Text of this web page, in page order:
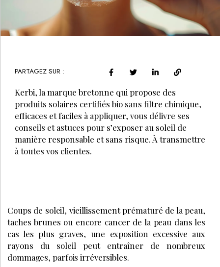
PARTAGEZ SUR :
Kerbi, la marque bretonne qui propose des
produits solaires certifiés bio sans filtre chimique,
efficaces et faciles à appliquer, vous délivre ses
conseils et astuces pour s’exposer au soleil de
manière responsable et sans risque. À transmettre
à toutes vos clientes.
Coups de soleil, vieillissement prématuré de la peau,
taches brunes ou encore cancer de la peau dans les
cas les plus graves, une exposition excessive aux
rayons du soleil peut entraîner de nombreux
dommages, parfois irréversibles.